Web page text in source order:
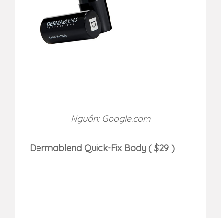
Nguồn: Google.com
Dermablend Quick-Fix Body ( $29 )